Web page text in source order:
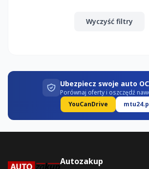
Wyczyść filtry
Ubezpiecz swoje auto
Porównaj oferty i oszczędź
YouCanDrive
Autozakup